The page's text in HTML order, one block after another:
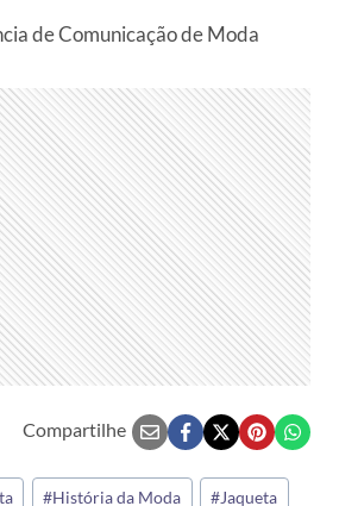
de Comunicação de Moda
Compartilhe
#História da Moda #Jaqueta